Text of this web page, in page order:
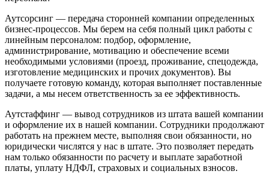
Аутсорсинг — передача сторонней компании определенных
бизнес-процессов. Мы берем на себя полный цикл работы с
линейным персоналом: подбор, оформление,
администрирование, мотивацию и обеспечение всеми
необходимыми условиями (проезд, проживание, спецодежда,
изготовление медицинских и прочих документов). Вы
получаете готовую команду, которая выполняет поставленные
задачи, а мы несем ответственность за ее эффективность.
Аутстаффинг — вывод сотрудников из штата вашей компании
и оформление их в нашей компании. Сотрудники продолжают
работать на прежнем месте, выполняя свои обязанности, но
юридически числятся у нас в штате. Это позволяет передать
нам только обязанности по расчету и выплате заработной
платы, уплату НДФЛ, страховых и социальных взносов.